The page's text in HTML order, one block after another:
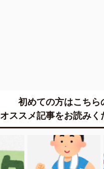
初めての方はこちら
オススメ記事をお読みく